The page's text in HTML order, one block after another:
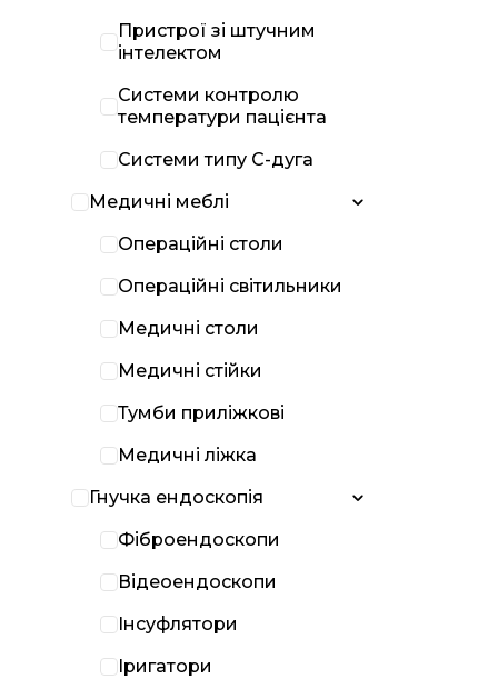
Пристрої зі штучним
інтелектом
Системи контролю
температури пацієнта
Системи типу С-дуга
Медичні меблі
Операційні столи
Операційні світильники
Медичні столи
Медичні стійки
Тумби приліжкові
Медичні ліжка
Гнучка ендоскопія
Фіброендоскопи
Відеоендоскопи
Інсуфлятори
Іригатори